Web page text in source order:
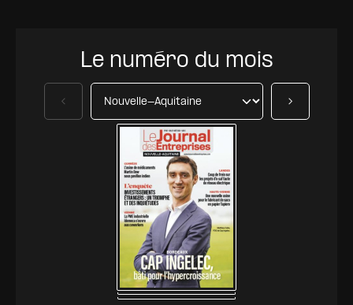
Le numéro du mois
Précédent Suivant